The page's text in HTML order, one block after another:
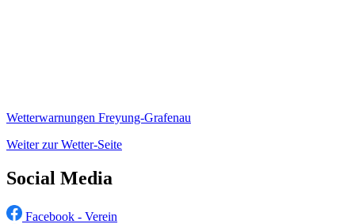
Wetterwarnungen Freyung-Grafenau
Weiter zur Wetter-Seite
Social Media
Facebook - Verein